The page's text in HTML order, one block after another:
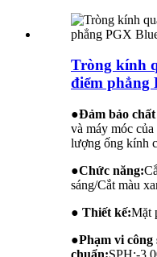
Tròng kính
điểm phẳng
●Đảm bảo
và máy móc
lượng ống kính
●Chức năng:
sáng/Cắt màu
● Thiết kế:Mặt
●Phạm vi công
chuẩn:SPH:-